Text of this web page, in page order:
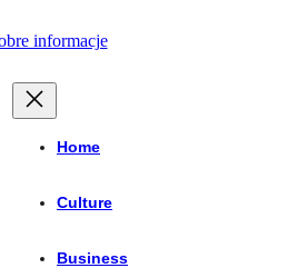
informacje
Home
Culture
Business